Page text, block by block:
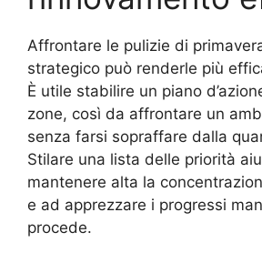
Affrontare le pulizie di
strategico può renderle più
È utile stabilire un piano
zone, così da affrontare un
senza farsi sopraffare dalla
Stilare una lista delle priorità
mantenere alta la
e ad apprezzare i progressi
procede.